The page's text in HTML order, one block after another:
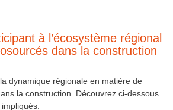
à l’écosystème régional
dans la construction
dynamique régionale en matière de
la construction. Découvrez ci-dessous